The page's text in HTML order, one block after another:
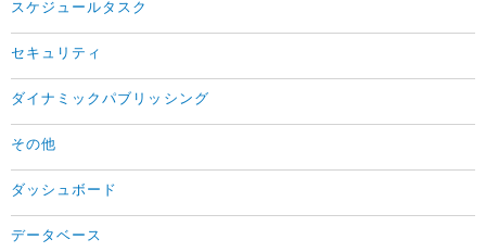
スケジュールタスク
セキュリティ
ダイナミックパブリッシング
その他
ダッシュボード
データベース